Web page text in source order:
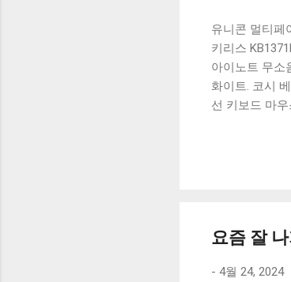
유니콘 멀티페
키리스
아이노트 무소
화이트. 코시
선 키보드 마
요즘 잘
- 4월 24, 2024